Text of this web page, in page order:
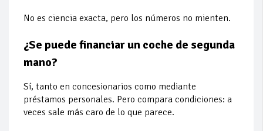
No es ciencia exacta, pero los números no mienten.
¿Se puede financiar un coche de segunda
mano?
Sí, tanto en concesionarios como mediante
préstamos personales. Pero compara condiciones: a
veces sale más caro de lo que parece.